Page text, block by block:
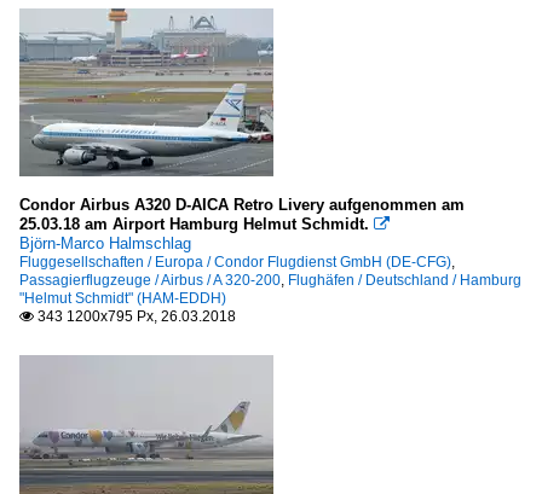
Condor Airbus A320 D-AICA Retro Livery aufgenommen am
25.03.18 am Airport Hamburg Helmut Schmidt. 
Björn-Marco Halmschlag
Fluggesellschaften / Europa / Condor Flugdienst GmbH (DE-CFG),
Passagierflugzeuge / Airbus / A 320-200, Flughäfen / Deutschland / Hamburg
"Helmut Schmidt" (HAM-EDDH)
 343 1200x795 Px, 26.03.2018